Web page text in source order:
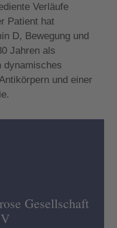
Verläufe
Patient hat
D, Bewegung und
Jahren als
dynamisches
und einer
Gesellschaft